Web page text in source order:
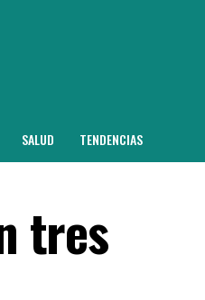
SALUD TENDENCIAS
tres